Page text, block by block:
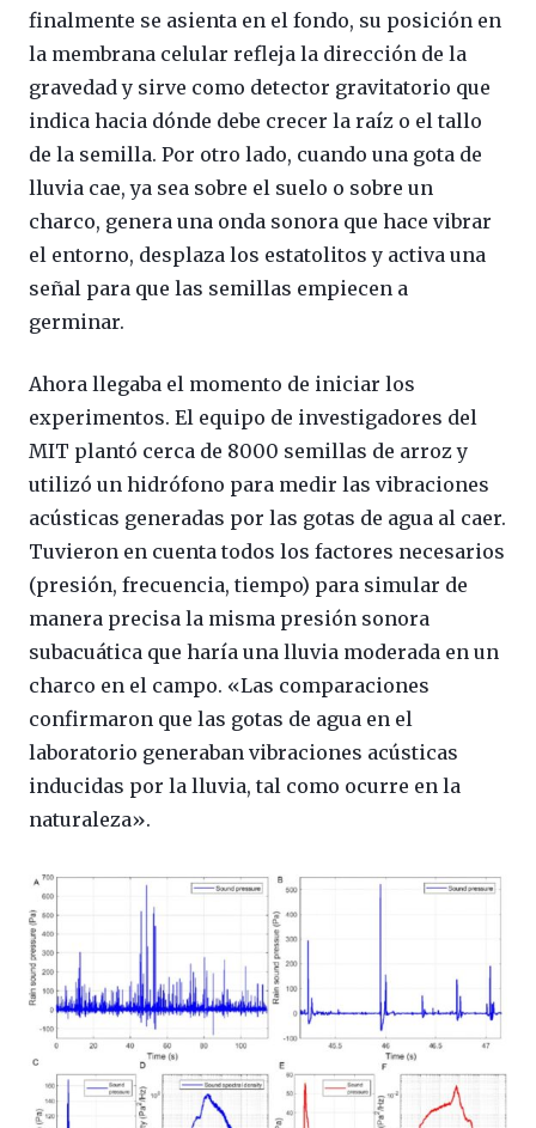
finalmente se asienta en el fondo, su posición en
la membrana celular refleja la dirección de la
gravedad y sirve como detector gravitatorio que
indica hacia dónde debe crecer la raíz o el tallo
de la semilla. Por otro lado, cuando una gota de
lluvia cae, ya sea sobre el suelo o sobre un
charco, genera una onda sonora que hace vibrar
el entorno, desplaza los estatolitos y activa una
señal para que las semillas empiecen a
germinar.
Ahora llegaba el momento de iniciar los
experimentos. El equipo de investigadores del
MIT plantó cerca de 8000 semillas de arroz y
utilizó un hidrófono para medir las vibraciones
acústicas generadas por las gotas de agua al caer.
Tuvieron en cuenta todos los factores necesarios
(presión, frecuencia, tiempo) para simular de
manera precisa la misma presión sonora
subacuática que haría una lluvia moderada en un
charco en el campo. «Las comparaciones
confirmaron que las gotas de agua en el
laboratorio generaban vibraciones acústicas
inducidas por la lluvia, tal como ocurre en la
naturaleza».